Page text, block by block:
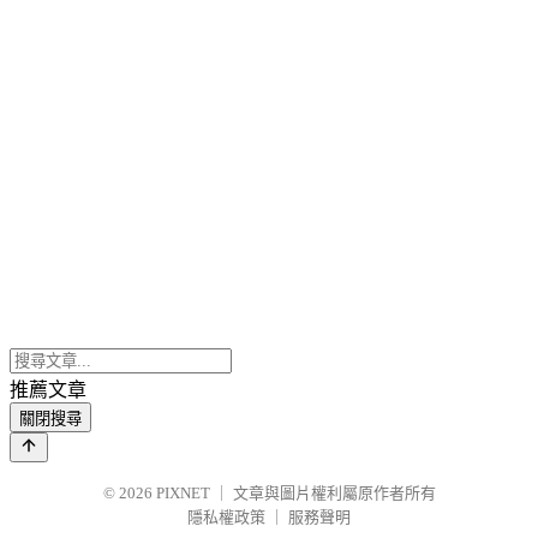
推薦文章
關閉搜尋
© 2026 PIXNET
文章與圖片權利屬原作者所有
隱私權政策
服務聲明